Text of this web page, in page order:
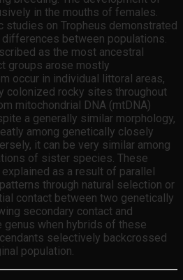
in the mouths of females.
studies on Tropheus demonstrated
between populations.
as the most ancestral
groups arose mostly
occur in individual littoral areas,
colonized rocky sites throughout
mitochondrial DNA (mtDNA)
a generally similar morphology,
among genetically closely
it can be very similar among
of sister species. These
as a result of parallel
through natural selection or
contact between two genetically
secondary contact and
when hybrids of these
selectively backcrossed
population.